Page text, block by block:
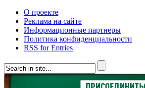
О проекте
Реклама на сайте
Информационные партнеры
Политика конфиденциальности
RSS for Entries